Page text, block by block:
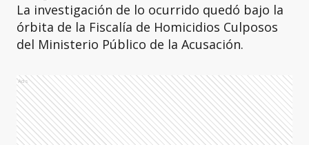
La investigación de lo ocurrido quedó bajo la
órbita de la Fiscalía de Homicidios Culposos
del Ministerio Público de la Acusación.
Ads